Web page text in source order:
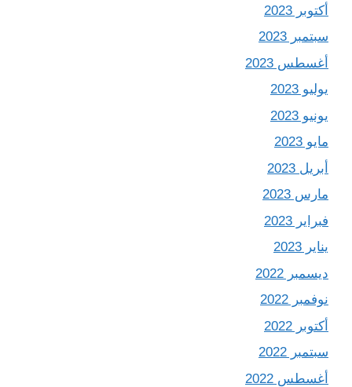
أكتوبر 2023
سبتمبر 2023
أغسطس 2023
يوليو 2023
يونيو 2023
مايو 2023
أبريل 2023
مارس 2023
فبراير 2023
يناير 2023
ديسمبر 2022
نوفمبر 2022
أكتوبر 2022
سبتمبر 2022
أغسطس 2022